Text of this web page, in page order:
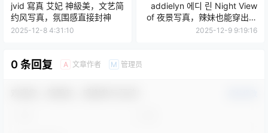
jvid 寫真 艾妃 神級美，文艺简
约风写真，氛围感直接封神
2025-12-8 4:31:10
addielyn 에디 린 Night View
of 夜景写真，辣妹也能穿出温
柔杀
2025-12-9 9:19:16
0 条回复 A 文章作者 M 管理员